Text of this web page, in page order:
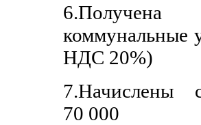
6.Получена
коммунальные
НДС 20%)
7.Начислены
70 000